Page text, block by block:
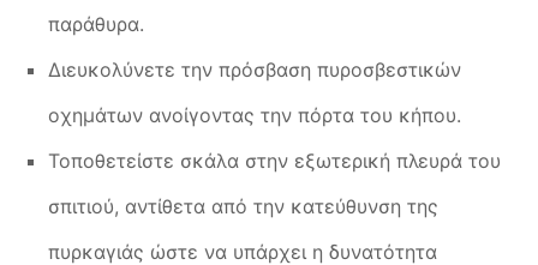
παράθυρα.
Διευκολύνετε την πρόσβαση πυροσβεστικών
οχημάτων ανοίγοντας την πόρτα του κήπου.
Τοποθετείστε σκάλα στην εξωτερική πλευρά του
σπιτιού, αντίθετα από την κατεύθυνση της
πυρκαγιάς ώστε να υπάρχει η δυνατότητα